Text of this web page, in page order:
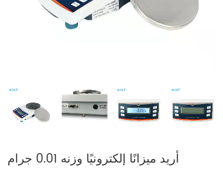
أريد ميزانًا إلكترونيًا وزنه 0.01 جرام